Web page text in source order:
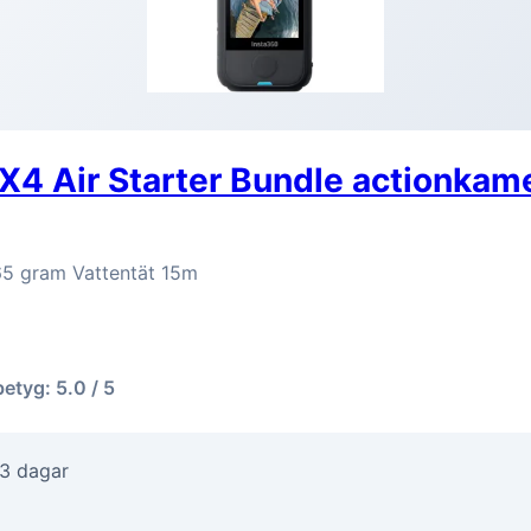
Air Starter Bundle
gram Vattentät 15m
5.0 / 5
dagar